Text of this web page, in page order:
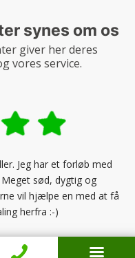
synes om os
giver her deres
vores service.
Jeg har et forløb med
sød, dygtig og
vil hjælpe en med at få
herfra :-)